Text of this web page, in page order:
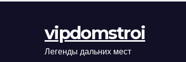
оформления
рыночные
ориентиры
vipdomstroi
Легенды дальних мест